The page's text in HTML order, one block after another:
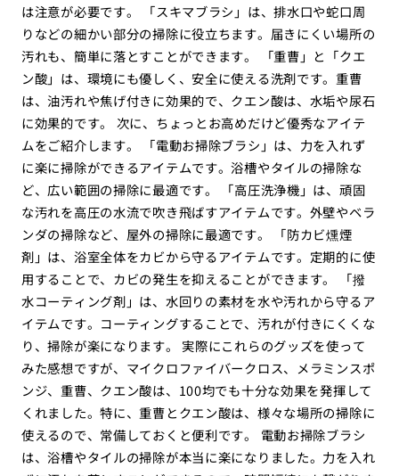
は注意が必要です。 「スキマブラシ」は、排水口や蛇口周
りなどの細かい部分の掃除に役立ちます。届きにくい場所の
汚れも、簡単に落とすことができます。 「重曹」と「クエ
ン酸」は、環境にも優しく、安全に使える洗剤です。重曹
は、油汚れや焦げ付きに効果的で、クエン酸は、水垢や尿石
に効果的です。 次に、ちょっとお高めだけど優秀なアイテ
ムをご紹介します。 「電動お掃除ブラシ」は、力を入れず
に楽に掃除ができるアイテムです。浴槽やタイルの掃除な
ど、広い範囲の掃除に最適です。 「高圧洗浄機」は、頑固
な汚れを高圧の水流で吹き飛ばすアイテムです。外壁やベラ
ンダの掃除など、屋外の掃除に最適です。 「防カビ燻煙
剤」は、浴室全体をカビから守るアイテムです。定期的に使
用することで、カビの発生を抑えることができます。 「撥
水コーティング剤」は、水回りの素材を水や汚れから守るア
イテムです。コーティングすることで、汚れが付きにくくな
り、掃除が楽になります。 実際にこれらのグッズを使って
みた感想ですが、マイクロファイバークロス、メラミンスポ
ンジ、重曹、クエン酸は、100均でも十分な効果を発揮して
くれました。特に、重曹とクエン酸は、様々な場所の掃除に
使えるので、常備しておくと便利です。 電動お掃除ブラシ
は、浴槽やタイルの掃除が本当に楽になりました。力を入れ